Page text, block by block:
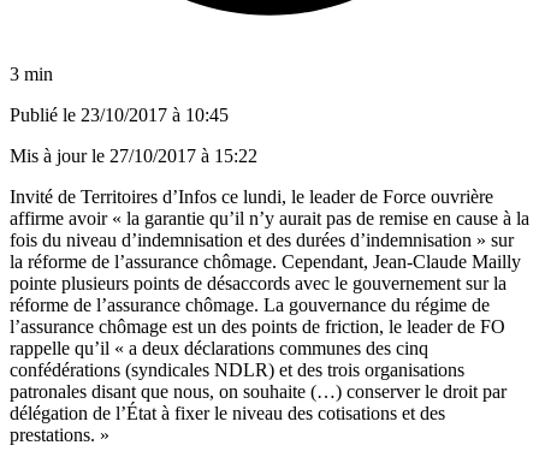
3 min
Publié le 23/10/2017 à 10:45
Mis à jour le 27/10/2017 à 15:22
Invité de Territoires d’Infos ce lundi, le leader de Force ouvrière
affirme avoir « la garantie qu’il n’y aurait pas de remise en cause à la
fois du niveau d’indemnisation et des durées d’indemnisation » sur
la réforme de l’assurance chômage. Cependant, Jean-Claude Mailly
pointe plusieurs points de désaccords avec le gouvernement sur la
réforme de l’assurance chômage. La gouvernance du régime de
l’assurance chômage est un des points de friction, le leader de FO
rappelle qu’il « a deux déclarations communes des cinq
confédérations (syndicales NDLR) et des trois organisations
patronales disant que nous, on souhaite (…) conserver le droit par
délégation de l’État à fixer le niveau des cotisations et des
prestations. »